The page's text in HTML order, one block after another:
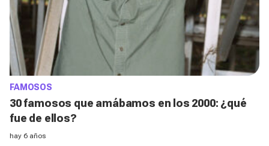
FAMOSOS
30 famosos que amábamos en los 2000: ¿qué
fue de ellos?
hay 6 años